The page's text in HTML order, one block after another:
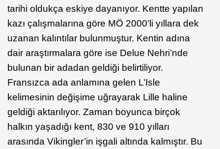
tarihi oldukça eskiye dayanıyor. Kentte yapılan
kazı çalışmalarına göre MÖ 2000’li yıllara dek
uzanan kalıntılar bulunmuştur. Kentin adına
dair araştırmalara göre ise Delue Nehri’nde
bulunan bir adadan geldiği belirtiliyor.
Fransızca ada anlamına gelen L’Isle
kelimesinin değişime uğrayarak Lille haline
geldiği aktarılıyor. Zaman boyunca birçok
halkın yaşadığı kent, 830 ve 910 yılları
arasında Vikingler’in işgali altında kalmıştır. Bu